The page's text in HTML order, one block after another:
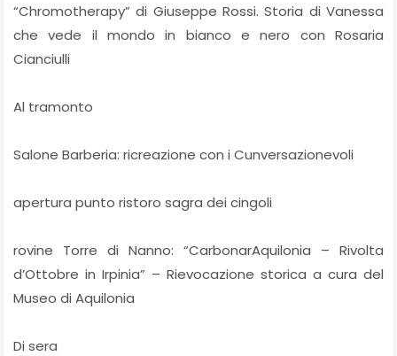
“Chromotherapy” di Giuseppe Rossi. Storia di Vanessa
che vede il mondo in bianco e nero con Rosaria
Cianciulli
Al tramonto
Salone Barberia: ricreazione con i Cunversazionevoli
apertura punto ristoro sagra dei cingoli
rovine Torre di Nanno: “CarbonarAquilonia – Rivolta
d’Ottobre in Irpinia” – Rievocazione storica a cura del
Museo di Aquilonia
Di sera